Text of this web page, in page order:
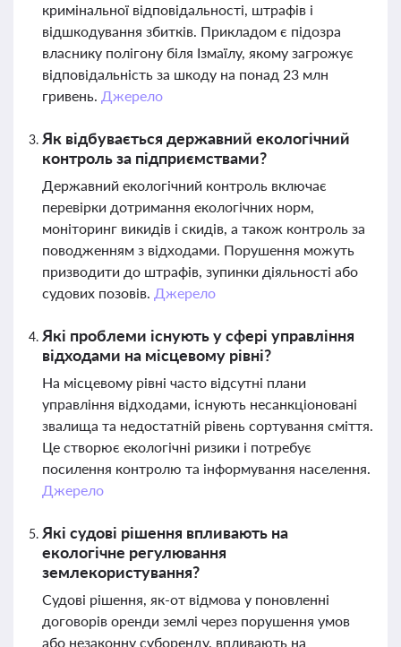
кримінальної відповідальності, штрафів і
відшкодування збитків. Прикладом є підозра
власнику полігону біля Ізмаїлу, якому загрожує
відповідальність за шкоду на понад 23 млн
гривень. Джерело
Як відбувається державний екологічний
контроль за підприємствами?
Державний екологічний контроль включає
перевірки дотримання екологічних норм,
моніторинг викидів і скидів, а також контроль за
поводженням з відходами. Порушення можуть
призводити до штрафів, зупинки діяльності або
судових позовів. Джерело
Які проблеми існують у сфері управління
відходами на місцевому рівні?
На місцевому рівні часто відсутні плани
управління відходами, існують несанкціоновані
звалища та недостатній рівень сортування сміття.
Це створює екологічні ризики і потребує
посилення контролю та інформування населення.
Джерело
Які судові рішення впливають на
екологічне регулювання
землекористування?
Судові рішення, як-от відмова у поновленні
договорів оренди землі через порушення умов
або незаконну суборенду, впливають на